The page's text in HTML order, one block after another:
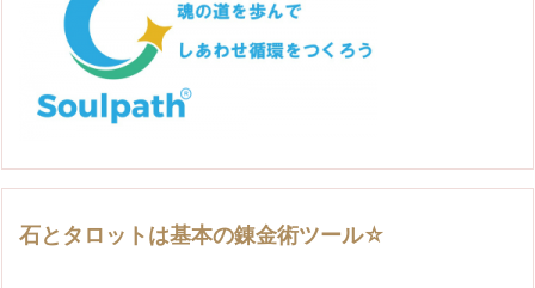
石とタロットは基本の錬金術ツール☆